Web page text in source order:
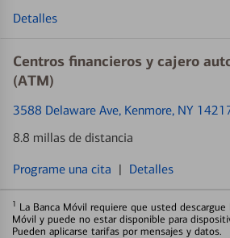
Detalles
Centros financieros y cajero
(ATM)
3588 Delaware Ave, Kenmore, NY
8.8 millas de distancia
Programe una cita | Detalles
1 La Banca Móvil requiere que usted descargue
Móvil y puede no estar disponible para
Pueden aplicarse tarifas por mensajes y datos.